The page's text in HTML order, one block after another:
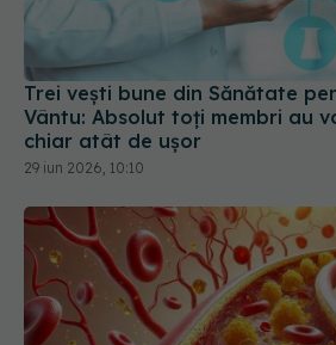
Trei vești bune din Sănătate
Vântu: Absolut toți membri au
chiar atât de ușor
29 iun 2026, 10:10